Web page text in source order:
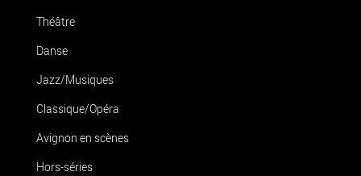
Théâtre
Danse
Jazz/Musiques
Classique/Opéra
Avignon en scènes
Hors-séries